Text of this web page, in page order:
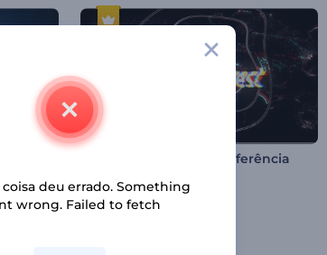
Logotipo Falha de Interferência
deu errado. Something
wrong. Failed to fetch